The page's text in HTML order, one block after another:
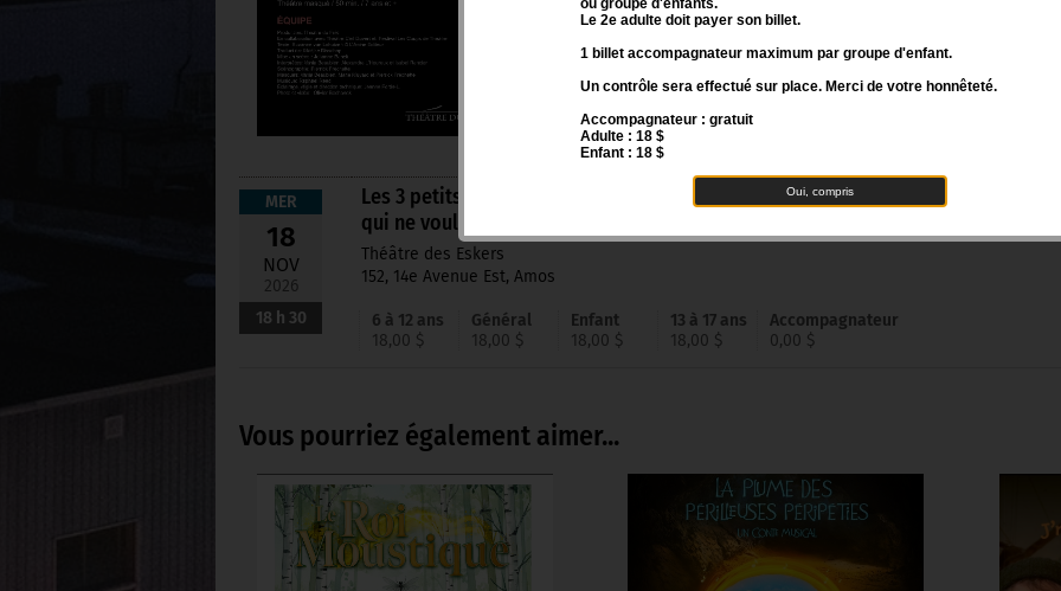
Qui décide et pourquoi aujourd'hui ?
En proie au doute, ils s'inventeront de nouvelles vies, de
folies. Mais les trois petits vieux auront beau remuer Ciel et
raison de leur résistance.
MER
18
NOV
2026
18 h 30
Les 3 petits vieux
qui ne voulaient pas mourir
Théâtre des Eskers
152, 14e Avenue Est, Amos
6 à 12 ans
18,00 $
Général
18,00 $
Enfant
18,00 $
13 à 17 ans
18,00 $
Accompagnateur
0,00 $
Vous pourriez également aimer...
ou groupe d'enfants.
Le 2e adulte doit payer son billet.
1 billet accompagnateur maximum par groupe d'enfant.
Un contrôle sera effectué sur place. Merci de votre honnêteté.
Accompagnateur : gratuit
Adulte : 18 $
Enfant : 18 $
Oui, compris